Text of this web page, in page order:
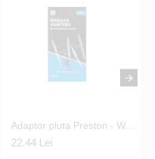
Adaptor pluta Preston - Waggler Adaptors
22.44 Lei